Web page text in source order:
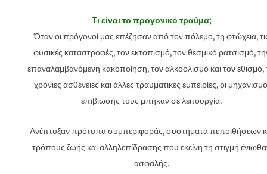
Τι είναι το προγονικό τραύμα;
Όταν οι πρόγονοί μας επέζησαν από τον πόλεμο, τη φτώχεια,
φυσικές καταστροφές, τον εκτοπισμό, τον θεσμικό ρατσισμό,
επαναλαμβανόμενη κακοποίηση, τον αλκοολισμό και τον εθισμό,
χρόνιες ασθένειες και άλλες τραυματικές εμπειρίες, οι
επιβίωσής τους μπήκαν σε λειτουργία.
Ανέπτυξαν πρότυπα συμπεριφοράς, συστήματα πεποιθήσεων
τρόπους ζωής και αλληλεπίδρασης που εκείνη τη στιγμή
ασφαλής.